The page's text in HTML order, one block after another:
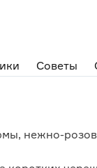
Советы
нежно-